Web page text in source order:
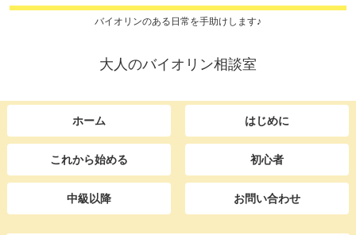
バイオリンのある日常を手助けします♪
大人のバイオリン相談室
ホーム はじめに
これから始める 初心者
中級以降 お問い合わせ